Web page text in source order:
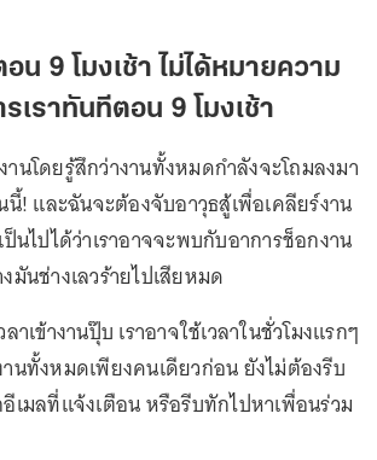
น 9 โมงเช้า ไม่ได้หมายความ
เราทันทีตอน 9 โมงเช้า
านโดยรู้สึกว่างานทั้งหมดกำลังจะโถมลงมา
! และฉันจะต้องจับอาวุธสู้เพื่อเคลียร์งาน
นไปได้ว่าเราอาจจะพบกับอาการช็อกงาน
มันช่างเลวร้ายไปเสียหมด
าเข้างานปุ๊บ เราอาจใช้เวลาในชั่วโมงแรกๆ
นทั้งหมดเพียงคนเดียวก่อน ยังไม่ต้องรีบ
เมลที่แจ้งเตือน หรือรีบทักไปหาเพื่อนร่วม